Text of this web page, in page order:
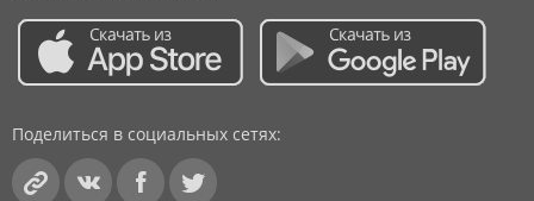
Поделиться в социальных сетях: